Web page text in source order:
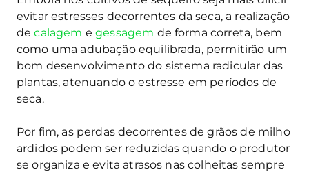
evitar estresses decorrentes da seca, a realização
decalagem egessagem de forma correta, bem
como uma adubação equilibrada, permitirão um
bom desenvolvimento do sistema radicular das
plantas, atenuando o estresse em períodos de
seca.
Por fim, as perdas decorrentes de grãos de milho
ardidos podem ser reduzidas quando o produtor
se organiza e evita atrasos nas colheitas sempre